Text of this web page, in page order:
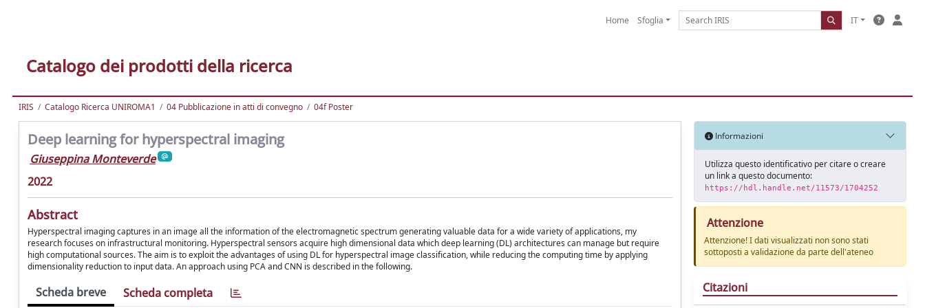
Home Sfoglia IT
Catalogo dei prodotti della ricerca
IRIS Catalogo Ricerca UNIROMA1 04 Pubblicazione in atti di convegno 04f Poster
Deep learning for hyperspectral imaging
Giuseppina Monteverde
2022
Abstract
Hyperspectral imaging captures in an image all the information of the electromagnetic spectrum generating valuable data for a wide variety of applications, my
research focuses on infrastructural monitoring. Hyperspectral sensors acquire high dimensional data which deep learning (DL) architectures can manage but require
high computational sources. The aim is to exploit the advantages of using DL for hyperspectral image classification, while reducing the computing time by applying
dimensionality reduction to input data. An approach using PCA and CNN is described in the following.
Scheda breve Scheda completa
Informazioni
Utilizza questo identificativo per citare o creare
un link a questo documento:
https://hdl.handle.net/11573/1704252
Attenzione
Attenzione! I dati visualizzati non sono stati
sottoposti a validazione da parte dell'ateneo
Citazioni